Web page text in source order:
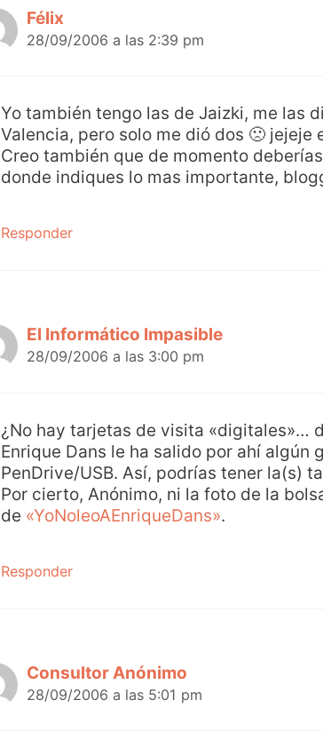
Félix
28/09/2006 a las 2:39 pm
Yo también tengo las de Jaizki, me las
Valencia, pero solo me dió dos 🙁
Creo también que de momento
donde indiques lo mas importante,
Responder
El Informático Impasible
28/09/2006 a las 3:00 pm
¿No hay tarjetas de visita «digitales»…
Enrique Dans le ha salido por ahí
PenDrive/USB. Así, podrías tener la(s)
Por cierto, Anónimo, ni la foto de la
de «YoNoleoAEnriqueDans».
Responder
Consultor Anónimo
28/09/2006 a las 5:01 pm